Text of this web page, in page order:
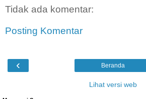
Tidak ada komentar:
Posting Komentar
‹ Beranda
Lihat versi web